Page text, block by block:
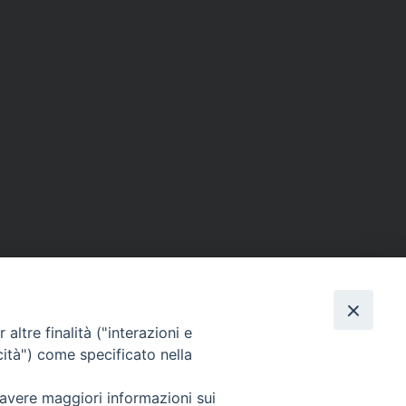
SEGUICI SU
altre finalità ("interazioni e
come specificato nella
maggiori informazioni sui